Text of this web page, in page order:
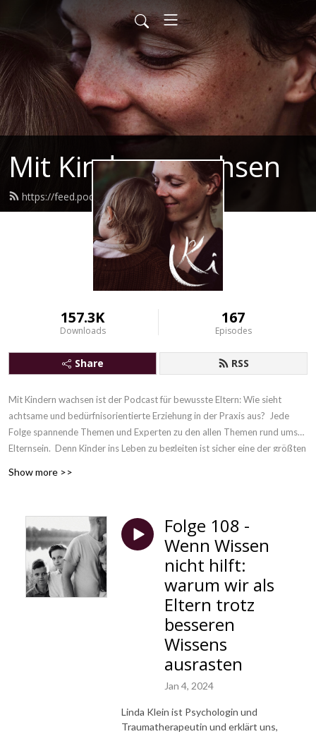
Mit Kindern wachsen
https://feed.podbean.com/mkw/feed.xml
157.3K
Downloads
167
Episodes
Share RSS
Mit Kindern wachsen ist der Podcast für bewusste Eltern: Wie sieht
achtsame und bedürfnisorientierte Erziehung in der Praxis aus? Jede
Folge spannende Themen und Experten zu den allen Themen rund ums
Elternsein. Denn Kinder ins Leben zu begleiten ist sicher eine der größten
Show more >>
Folge 108 -
Wenn Wissen
nicht hilft:
warum wir als
Eltern trotz
besseren
Wissens
ausrasten
Jan 4, 2024
Linda Klein ist Psychologin und
Traumatherapeutin und erklärt uns,